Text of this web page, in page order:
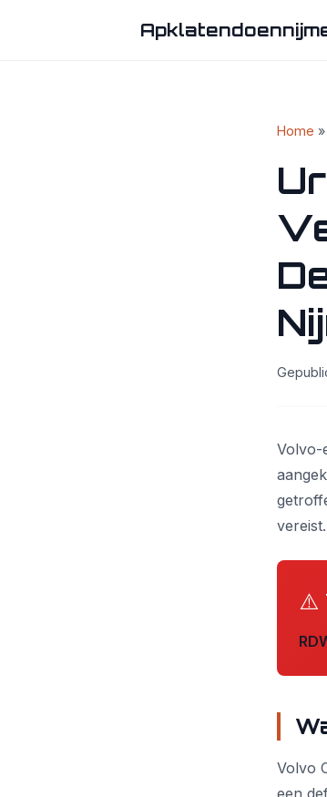
Home »
Volvo-
vereist.
⚠️
Volvo
een